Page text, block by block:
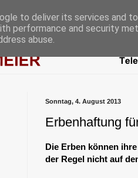
Sonntag, 4. August 2013
Erbenhaftung
Die Erben können
der Regel nicht auf
to deliver its services and
performance and security
abuse.